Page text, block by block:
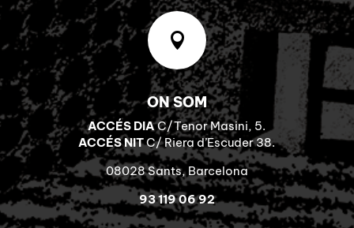

ON SOM
ACCÉS DIAC/Tenor Masini, 5.
ACCÉS NITC/ Riera d’Escuder 38.
08028 Sants, Barcelona
93 119 06 92